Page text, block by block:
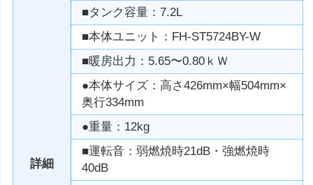
詳細
■タンク容量：7.2L
■本体ユニット：FH-ST5724BY-W
■暖房出力：5.65〜0.80ｋＷ
●本体サイズ：高さ426mm×幅504mm×
奥行334mm
●重量：12kg
■運転音：弱燃焼時21dB・強燃焼時
40dB